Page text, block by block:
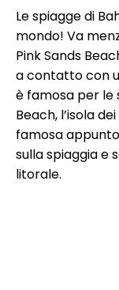
Le spiagge di
mondo! Va
Pink Sands
a contatto con
è famosa per le
Beach, l’isola
famosa
sulla spiaggia e
litorale.